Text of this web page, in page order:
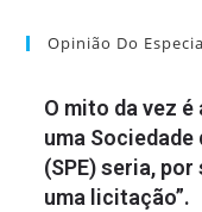
Opinião Do
O mito da vez é
uma
(SPE) seria,
uma licitação”.